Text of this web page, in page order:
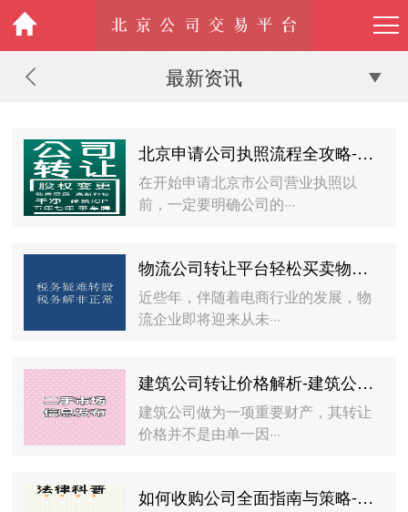
最新资讯
北京申请公司执照流程全攻略-北京注册公司执照的详细步骤和注意事项
在开始申请北京市公司营业执照以
前，一定要明确公司的···
物流公司转让平台轻松买卖物流资产-如何选择可靠的物流公司转让平台
近些年，伴随着电商行业的发展，物
流企业即将迎来从未···
建筑公司转让价格解析-建筑公司转让价格影响因素及市场行情
建筑公司做为一项重要财产，其转让
价格并不是由单一因···
如何收购公司全面指南与策略-收购公司流程与注意事项详解